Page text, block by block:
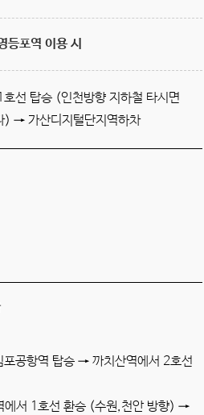
등포역 이용 시
호선 탑승 (인천방향 지하철 타시면
) → 가산디지털단지역하차
포공항역 탑승 → 까치산역에서 2호선
에서 1호선 환승 (수원,천안 방향) →